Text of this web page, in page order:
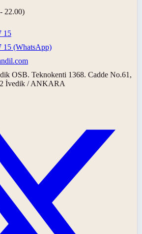
22.00)
15
15 (WhatsApp)
OSB. Teknokenti 1368. Cadde No.61,
İvedik / ANKARA